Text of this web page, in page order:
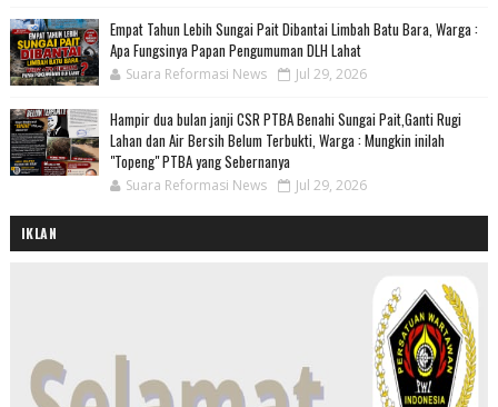
Empat Tahun Lebih Sungai Pait Dibantai Limbah Batu Bara, Warga :
Apa Fungsinya Papan Pengumuman DLH Lahat
Suara Reformasi News Jul 29, 2026
Hampir dua bulan janji CSR PTBA Benahi Sungai Pait,Ganti Rugi
Lahan dan Air Bersih Belum Terbukti, Warga : Mungkin inilah
"Topeng" PTBA yang Sebernanya
Suara Reformasi News Jul 29, 2026
IKLAN